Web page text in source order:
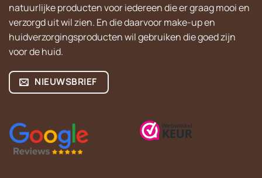
natuurlijke producten voor iedereen die er graag mooi en
verzorgd uit wil zien. En die daarvoor make-up en
huidverzorgingsproducten wil gebruiken die goed zijn
voor de huid.
NIEUWSBRIEF